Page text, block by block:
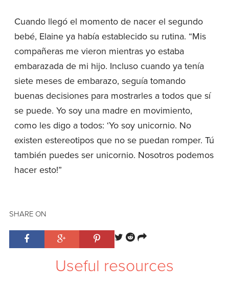
Cuando llegó el momento de nacer el segundo
bebé, Elaine ya había establecido su rutina. “Mis
compañeras me vieron mientras yo estaba
embarazada de mi hijo. Incluso cuando ya tenía
siete meses de embarazo, seguía tomando
buenas decisiones para mostrarles a todos que sí
se puede. Yo soy una madre en movimiento,
como les digo a todos: ‘Yo soy unicornio. No
existen estereotipos que no se puedan romper. Tú
también puedes ser unicornio. Nosotros podemos
hacer esto!”
SHARE ON
Useful resources